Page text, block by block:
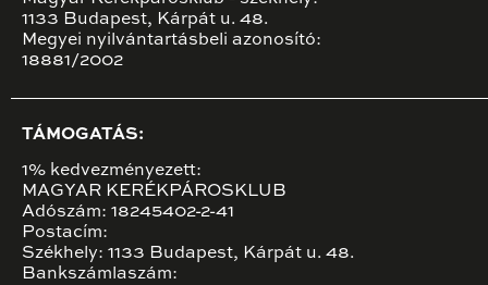
1133 Budapest, Kárpát u. 48.
Megyei nyilvántartásbeli azonosító:
18881/2002
TÁMOGATÁS:
1% kedvezményezett:
MAGYAR KERÉKPÁROSKLUB
Adószám: 18245402-2-41
Postacím:
Székhely: 1133 Budapest, Kárpát u. 48.
Bankszámlaszám: